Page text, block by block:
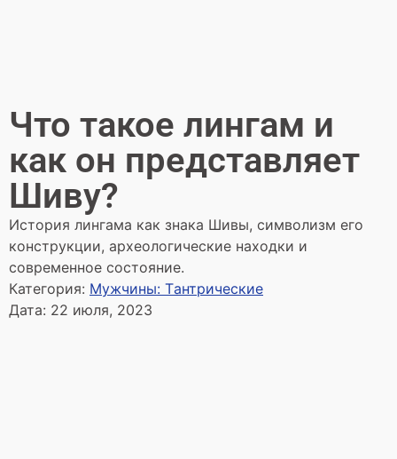
Что такое лингам и
как он представляет
Шиву?
История лингама как знака Шивы, символизм его
конструкции, археологические находки и
современное состояние.
Категория: Мужчины: Tантрические
Дата: 22 июля, 2023